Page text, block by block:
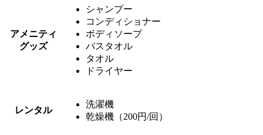
アメニティ
グッズ
シャンプー
コンディショナー
ボディソープ
バスタオル
タオル
ドライヤー
レンタル
洗濯機
乾燥機（200円/回）